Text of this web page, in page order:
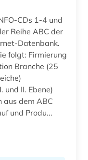
ausländische direktinvestitionen (2)
CDs 1-4 und
Reihe ABC der
Datenbank.
und Produ...